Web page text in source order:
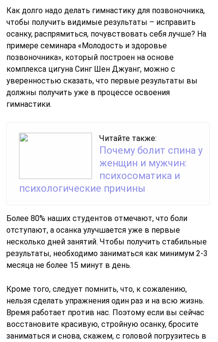
Как долго надо делать гимнастику для позвоночника,
чтобы получить видимые результаты – исправить
осанку, распрямиться, почувствовать себя лучше? На
примере семинара «Молодость и здоровье
позвоночника», который построен на основе
комплекса цигуна Синг Шен Джуанг, можно с
уверенностью сказать, что первые результаты вы
должны получить уже в процессе освоения
гимнастики.
Читайте также:
Почему болит спина у
женщин и мужчин:
психосоматика и
психологические причины
Более 80% наших студентов отмечают, что боли
отступают, а осанка улучшается уже в первые
несколько дней занятий. Чтобы получить стабильные
результаты, необходимо заниматься как минимум 2-3
месяца не более 15 минут в день.
Кроме того, следует помнить, что, к сожалению,
нельзя сделать упражнения один раз и на всю жизнь.
Время работает против нас. Поэтому если вы сейчас
восстановите красивую, стройную осанку, бросите
заниматься и снова, скажем, с головой погрузитесь в